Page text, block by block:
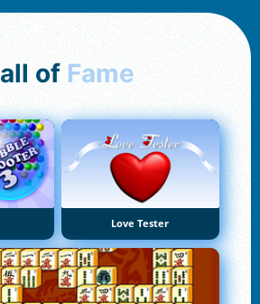
Hall of Fame
Love Tester